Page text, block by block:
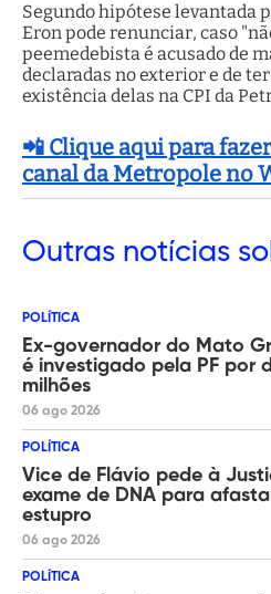
Segundo hipótese levantada
Eron pode renunciar, caso
peemedebista é acusado de
declaradas no exterior e de
existência delas na CPI da
📲 Clique aqui para
canal da Metropole no
Outras notícias
POLÍTICA
Ex-governador do Mato
é investigado pela PF por
milhões
06 ago 2026
POLÍTICA
Vice de Flávio pede à
exame de DNA para
estupro
06 ago 2026
POLÍTICA